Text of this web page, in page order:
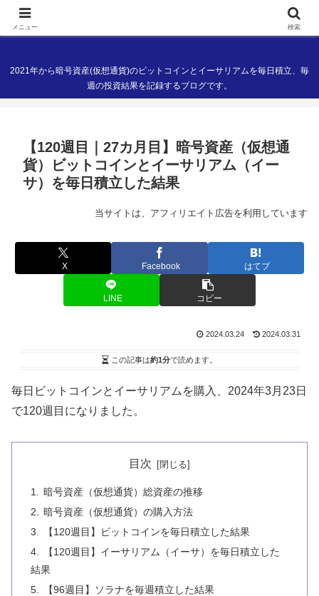
現役ITエンジニアの暗号資産(仮想通貨)ブログ
2021年から暗号資産(仮想通貨)のビットコインとイーサリアムを毎日積立、毎
週の投資結果を記録するブログです。
【120週目｜27カ月目】暗号資産（仮想通
貨）ビットコインとイーサリアム（イー
サ）を毎日積立した結果
当サイトは、アフィリエイト広告を利用しています
X Facebook はてブ
LINE コピー
2024.03.24 2024.03.31
この記事は約1分で読めます。
毎日ビットコインとイーサリアムを購入、2024年3月23日
で120週目になりました。
目次
暗号資産（仮想通貨）総資産の推移
暗号資産（仮想通貨）の購入方法
【120週目】ビットコインを毎日積立した結果
【120週目】イーサリアム（イーサ）を毎日積立した
結果
【96週目】ソラナを毎週積立した結果
メニュー 検索